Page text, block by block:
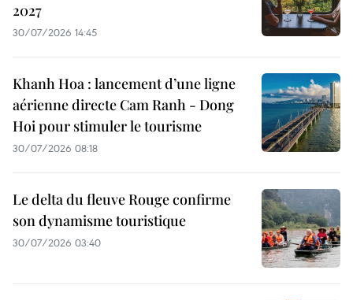
2027
30/07/2026 14:45
Khanh Hoa : lancement d’une ligne
aérienne directe Cam Ranh - Dong
Hoi pour stimuler le tourisme
30/07/2026 08:18
Le delta du fleuve Rouge confirme
son dynamisme touristique
30/07/2026 03:40